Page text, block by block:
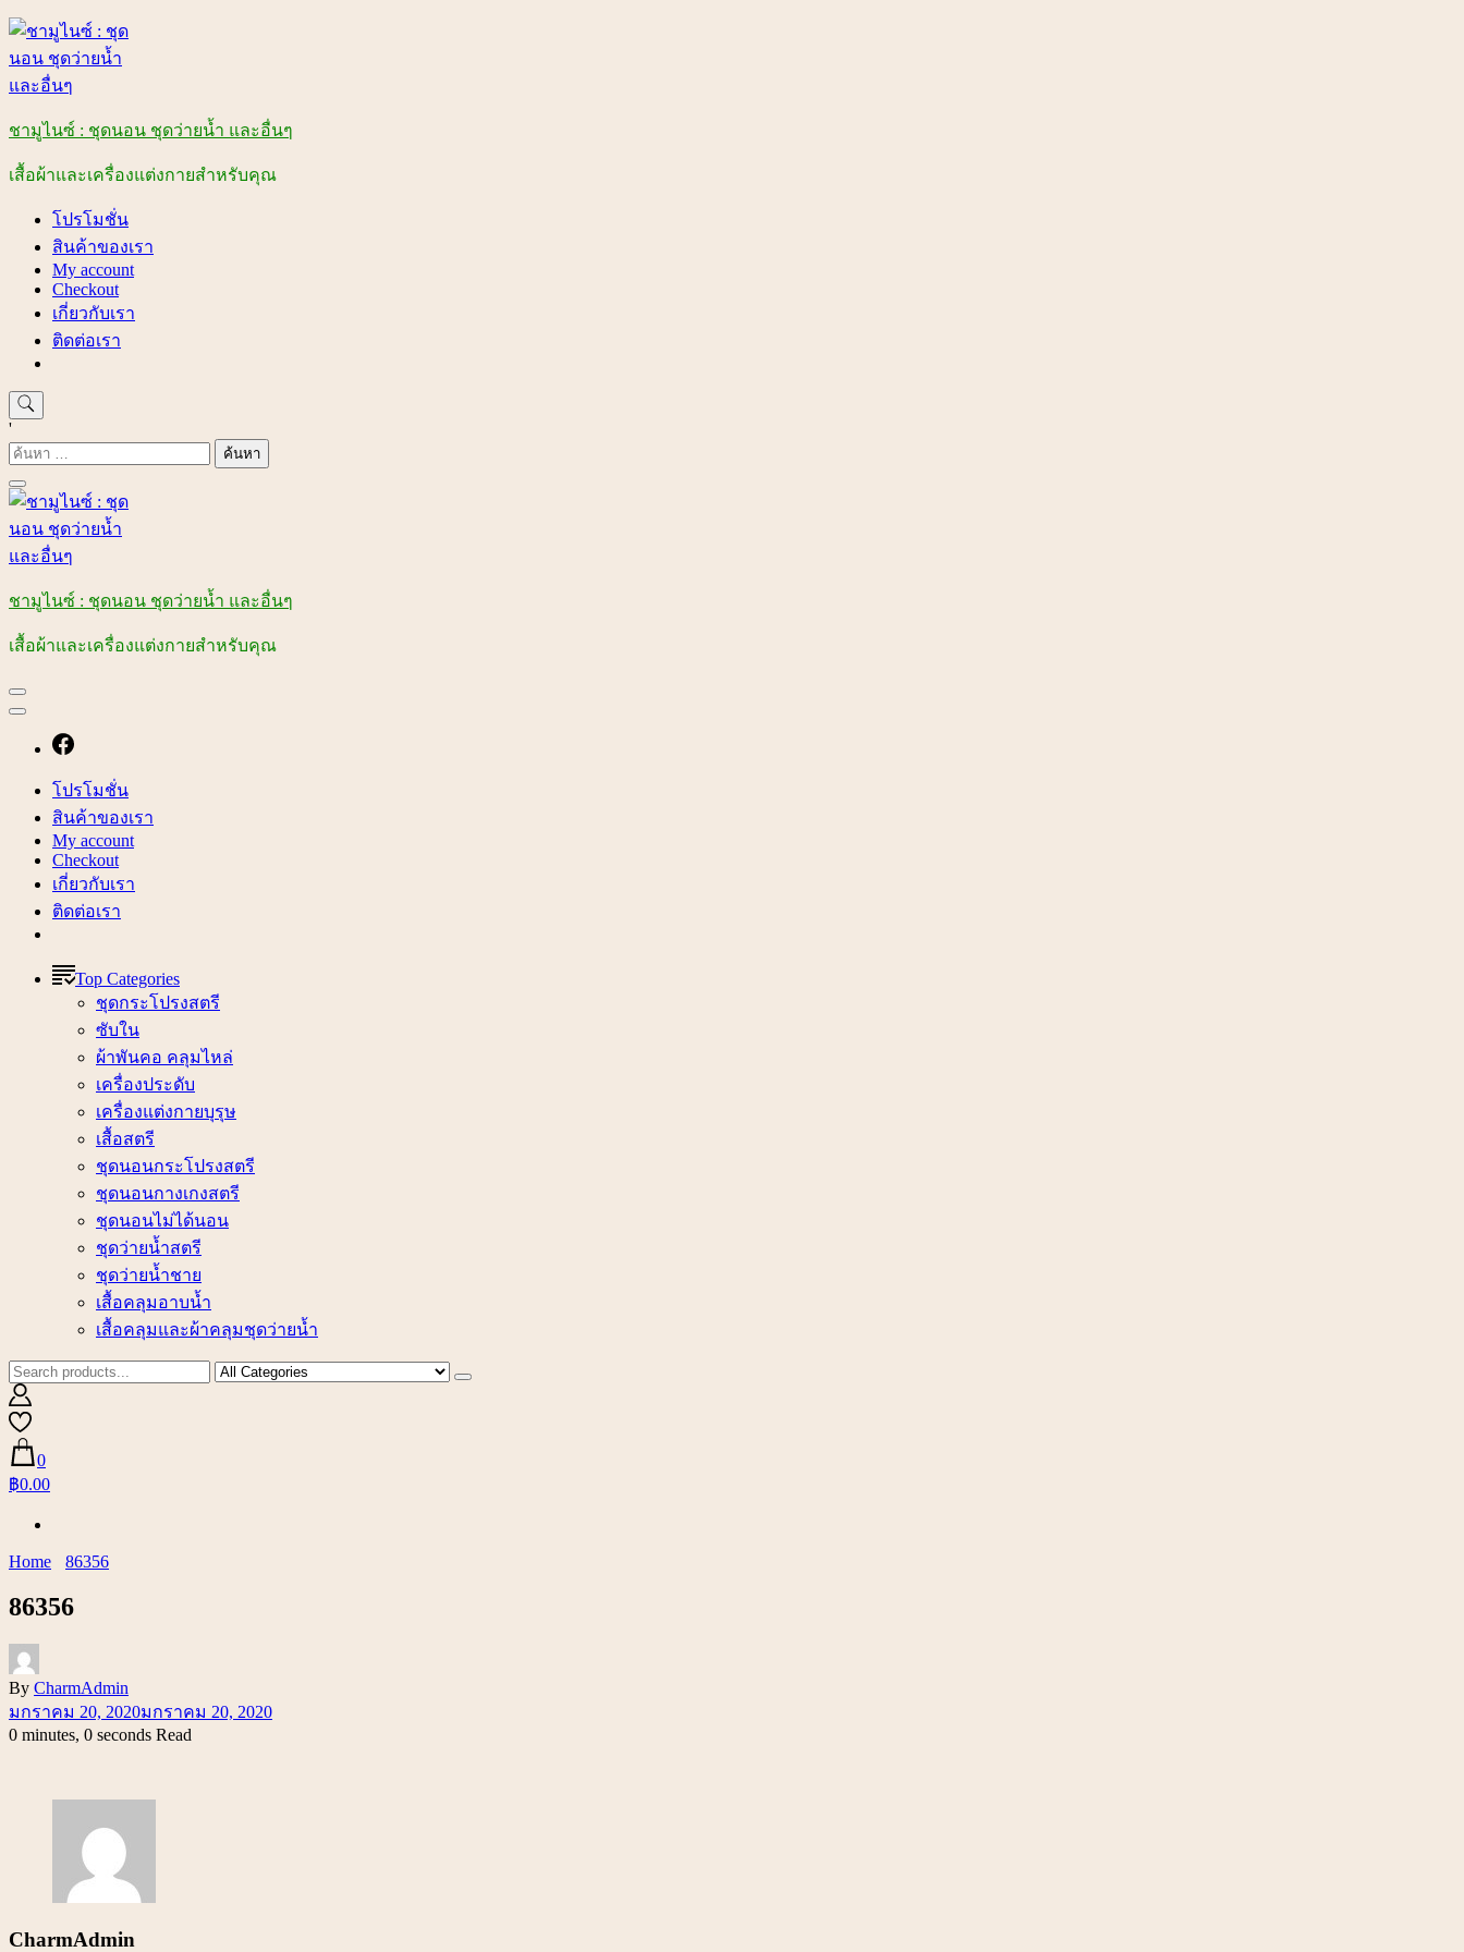
Skip
content
ชามูไนซ์ : ชุดนอน ชุดว่ายน้ำ และอื่นๆ
เสื้อผ้าและเครื่องแต่งกายสำหรับคุณ
โปรโมชั่น
สินค้าของเรา
My account
Checkout
เกี่ยวกับเรา
ติดต่อเรา
'
ค้นหา
สำหรับ:
ชามูไนซ์ : ชุดนอน ชุดว่ายน้ำ และอื่นๆ
เสื้อผ้าและเครื่องแต่งกายสำหรับคุณ
โปรโมชั่น
สินค้าของเรา
My account
Checkout
เกี่ยวกับเรา
ติดต่อเรา
Top Categories
ชุดกระโปรงสตรี
ซับใน
ผ้าพันคอ คลุมไหล่
เครื่องประดับ
เครื่องแต่งกายบุรุษ
เสื้อสตรี
ชุดนอนกระโปรงสตรี
ชุดนอนกางเกงสตรี
ชุดนอนไม่ได้นอน
ชุดว่ายน้ำสตรี
ชุดว่ายน้ำชาย
เสื้อคลุมอาบน้ำ
เสื้อคลุมและผ้าคลุมชุดว่ายน้ำ
0
฿0.00
Home 86356
86356
By CharmAdmin
มกราคม 20, 2020มกราคม 20, 2020
0 minutes, 0 seconds Read
CharmAdmin